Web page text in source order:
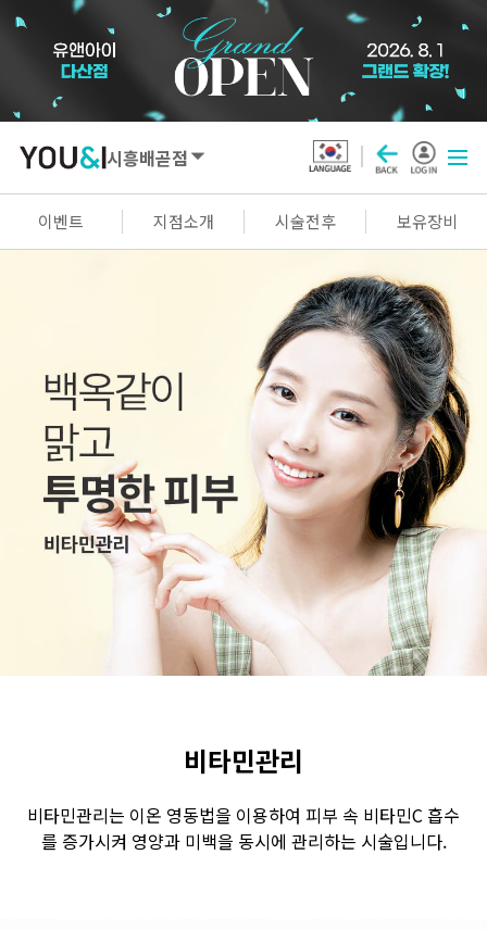
시흥배곧점
이벤트 지점소개 시술전후 보유장비
SEOUL
영등포점 마곡점
여의도점 천호점
목동점 창동점
GYEONGGI / INCHEON
수원점 판교점 광교점 광명점
산본점 부천점 일산점 다산점
인천검단점 동탄점 평택점
부평점 의정부점
천안점 대전점
비타민관리
비타민관리는 이온 영동법을 이용하여 피부 속 비타민C 흡수
를 증가시켜 영양과 미백을 동시에 관리하는 시술입니다.